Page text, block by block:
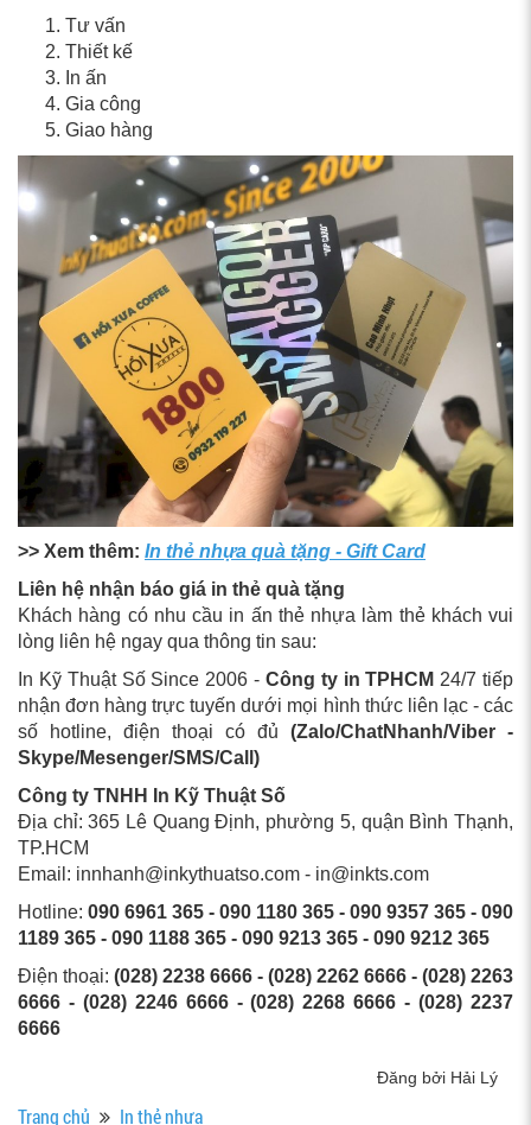
Tư vấn
Thiết kế
In ấn
Gia công
Giao hàng
>> Xem thêm: In thẻ nhựa quà tặng - Gift Card
Liên hệ nhận báo giá in thẻ quà tặng
Khách hàng có nhu cầu in ấn thẻ nhựa làm thẻ khách vui
lòng liên hệ ngay qua thông tin sau:
In Kỹ Thuật Số Since 2006 - Công ty in TPHCM 24/7 tiếp
nhận đơn hàng trực tuyến dưới mọi hình thức liên lạc - các
số hotline, điện thoại có đủ (Zalo/ChatNhanh/Viber -
Skype/Mesenger/SMS/Call)
Công ty TNHH In Kỹ Thuật Số
Địa chỉ: 365 Lê Quang Định, phường 5, quận Bình Thạnh,
TP.HCM
Email: innhanh@inkythuatso.com - in@inkts.com
Hotline: 090 6961 365 - 090 1180 365 - 090 9357 365 - 090
1189 365 - 090 1188 365 - 090 9213 365 - 090 9212 365
Điện thoại: (028) 2238 6666 - (028) 2262 6666 - (028) 2263
6666 - (028) 2246 6666 - (028) 2268 6666 - (028) 2237
6666
Đăng bởi Hải Lý
Trang chủ In thẻ nhựa